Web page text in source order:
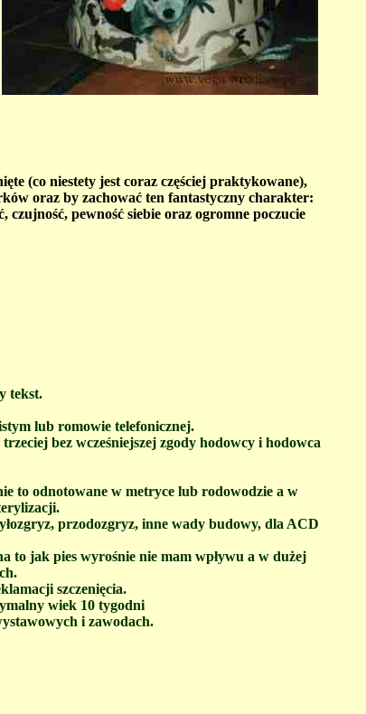
(co niestety jest coraz częściej praktykowane),
oraz by zachować ten fantastyczny charakter:
czujność, pewność siebie oraz ogromne poczucie
tekst.
lub romowie telefonicznej.
bez wcześniejszej zgody hodowcy i hodowca
to odnotowane w metryce lub rodowodzie a w
przodozgryz, inne wady budowy, dla ACD
to jak pies wyrośnie nie mam wpływu a w dużej
szczenięcia.
wiek 10 tygodni
i zawodach.